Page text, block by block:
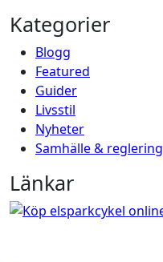
Kategorier
Blogg
Featured
Guider
Livsstil
Nyheter
Samhälle & reglering
Länkar